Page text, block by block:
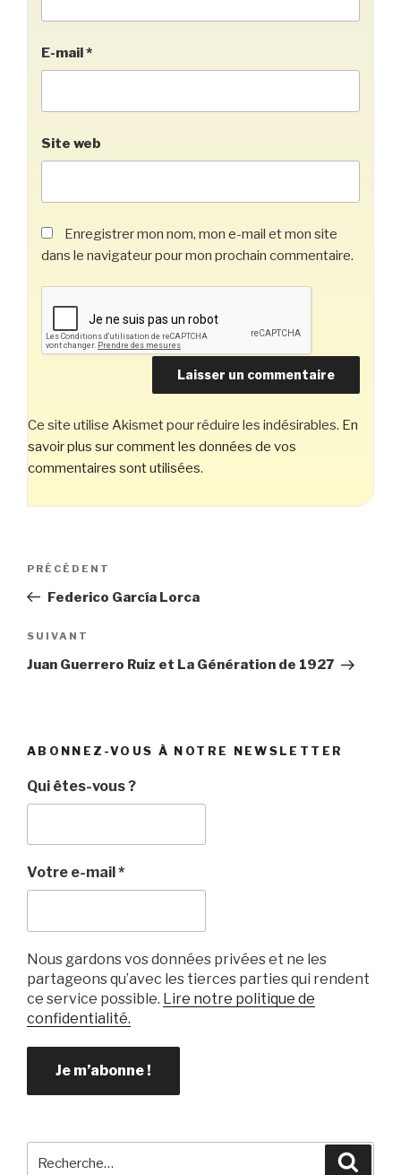
E-mail*
Site web
Enregistrer mon nom, mon e-mail et mon site
dans le navigateur pour mon prochain commentaire.
Ce site utilise Akismet pour réduire les indésirables. En
savoir plus sur comment les données de vos
commentaires sont utilisées.
Navigation
l’article
Article
précédent
PRÉCÉDENT
Federico García Lorca
Article
suivant
SUIVANT
Juan Guerrero Ruiz et La Génération de 1927
ABONNEZ-VOUS À NOTRE NEWSLETTER
Qui êtes-vous ?
Votre e-mail*
Nous gardons vos données privées et ne les
partageons qu’avec les tierces parties qui rendent
ce service possible. Lire notre politique de
confidentialité.